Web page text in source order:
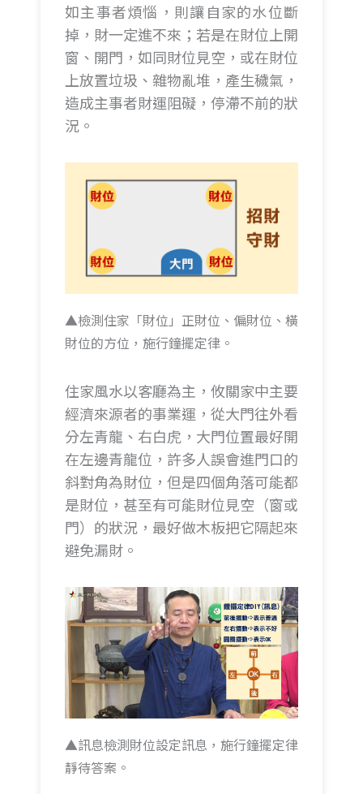
如主事者煩惱，則讓自家的水位斷
掉，財一定進不來；若是在財位上開
窗、開門，如同財位見空，或在財位
上放置垃圾、雜物亂堆，產生穢氣，
造成主事者財運阻礙，停滯不前的狀
況。
▲檢測住家「財位」正財位、偏財位、橫
財位的方位，施行鐘擺定律。
住家風水以客廳為主，攸關家中主要
經濟來源者的事業運，從大門往外看
分左青龍、右白虎，大門位置最好開
在左邊青龍位，許多人誤會進門口的
斜對角為財位，但是四個角落可能都
是財位，甚至有可能財位見空（窗或
門）的狀況，最好做木板把它隔起來
避免漏財。
▲訊息檢測財位設定訊息，施行鐘擺定律
靜待答案。